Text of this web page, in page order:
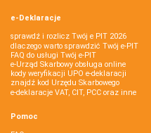
e-Deklaracje
sprawdź i rozlicz Twój e PIT 2026
dlaczego warto sprawdzić Twój e-PIT
FAQ do usługi Twój e-PIT
e-Urząd Skarbowy obsługa online
kody weryfikacji UPO e-deklaracji
znajdź kod Urzędu Skarbowego
e-deklaracje VAT, CIT, PCC oraz inne
Pomoc